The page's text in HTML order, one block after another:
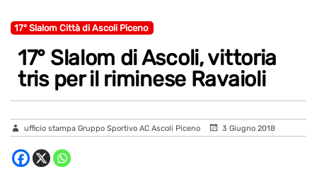
17° Slalom Città di Ascoli Piceno
17° Slalom di Ascoli, vittoria
tris per il riminese Ravaioli
ufficio stampa Gruppo Sportivo AC Ascoli Piceno 3 Giugno 2018